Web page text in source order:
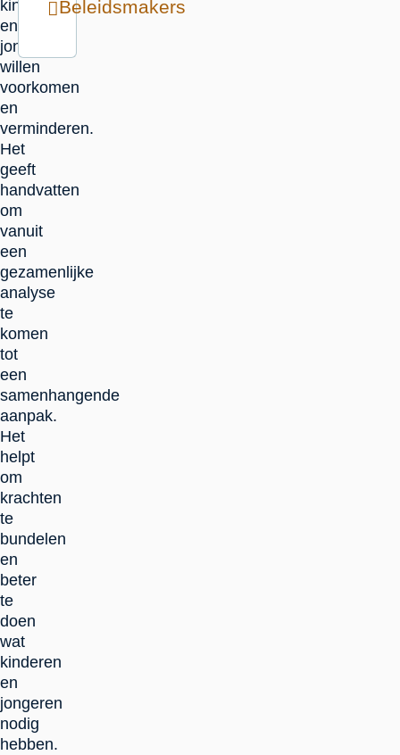
kinderen
en
jongeren
willen
voorkomen
en
verminderen.
Het
geeft
handvatten
om
vanuit
een
gezamenlijke
analyse
te
komen
tot
een
samenhangende
aanpak.
Het
helpt
om
krachten
te
bundelen
en
beter
te
doen
wat
kinderen
en
jongeren
nodig
hebben.
Beleidsmakers